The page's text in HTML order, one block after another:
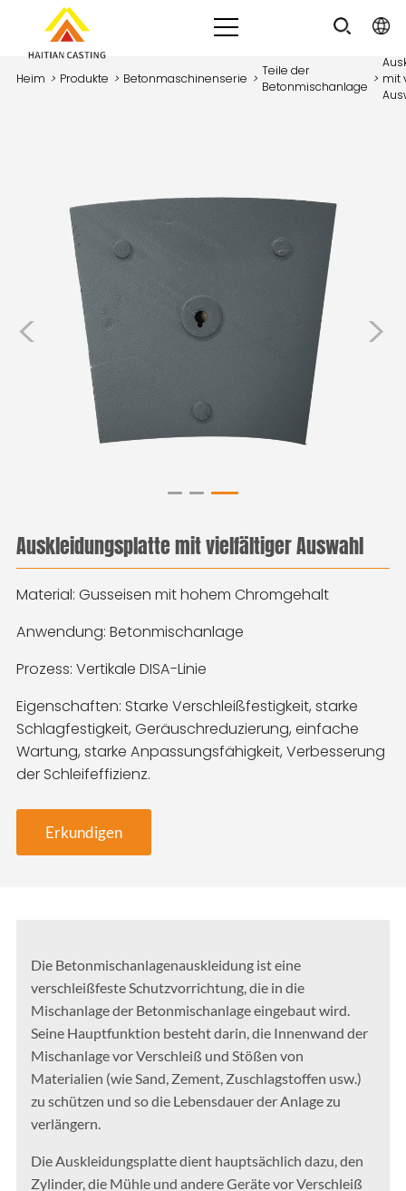
Heim > Produkte > Betonmaschinenserie >
Teile der
Betonmischanlage
> mit
>
<
Auskleidungsplatte mit vielfältiger Auswahl
Material: Gusseisen mit hohem Chromgehalt
Anwendung: Betonmischanlage
Prozess: Vertikale DISA-Linie
Eigenschaften: Starke Verschleißfestigkeit, starke
Schlagfestigkeit, Geräuschreduzierung, einfache
Wartung, starke Anpassungsfähigkeit, Verbesserung
der Schleifeffizienz.
Erkundigen
Die Betonmischanlagenauskleidung ist eine
verschleißfeste Schutzvorrichtung, die in die
Mischanlage der Betonmischanlage eingebaut wird.
Seine Hauptfunktion besteht darin, die Innenwand der
Mischanlage vor Verschleiß und Stößen von
Materialien (wie Sand, Zement, Zuschlagstoffen usw.)
zu schützen und so die Lebensdauer der Anlage zu
verlängern.
Die Auskleidungsplatte dient hauptsächlich dazu, den
Zylinder, die Mühle und andere Geräte vor Verschleiß